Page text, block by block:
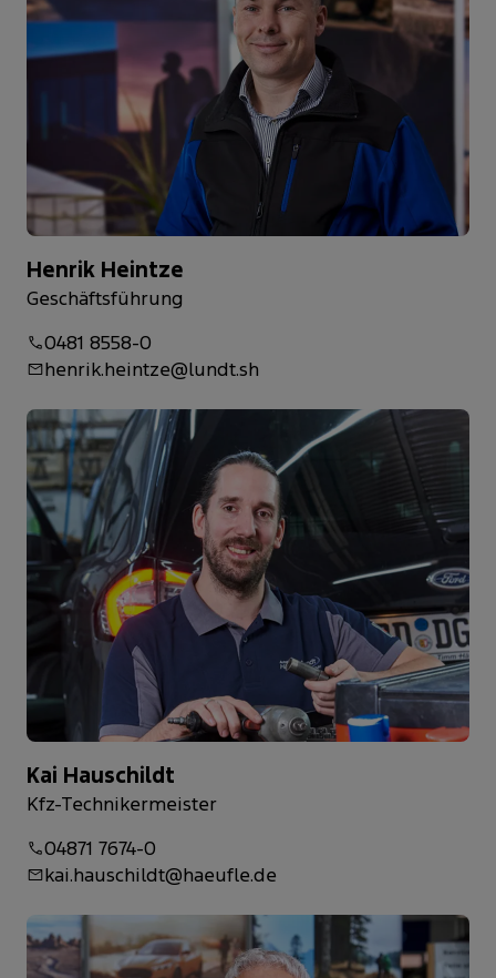
Henrik Heintze
Geschäftsführung
0481 8558-0
henrik.heintze@lundt.sh
Kai Hauschildt
Kfz-Technikermeister
04871 7674-0
kai.hauschildt@haeufle.de